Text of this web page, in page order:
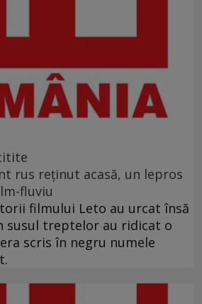
rus reţinut acasă, un lepros
fluviu
filmului Leto au urcat însă
susul treptelor au ridicat o
scris în negru numele